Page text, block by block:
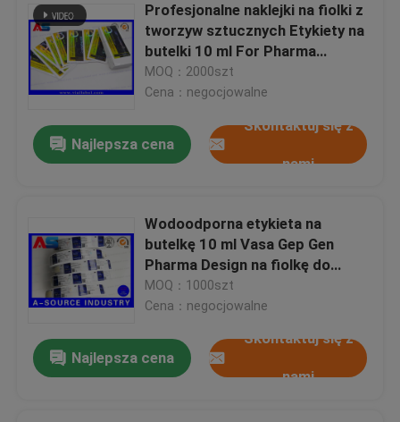
Profesjonalne naklejki na fiolki z
tworzyw sztucznych Etykiety na
butelki 10 ml For Pharma
Package Etykiety na fiolki ze
szkła
MOQ：2000szt
Cena：negocjowalne
Najlepsza cena
Skontaktuj się z
nami
Wodoodporna etykieta na
butelkę 10 ml Vasa Gep Gen
Pharma Design na fiolkę do
wstrzykiwań 10 ml Użyj
wydrukowanych etykiet na rolce
MOQ：1000szt
Cena：negocjowalne
Najlepsza cena
Skontaktuj się z
nami